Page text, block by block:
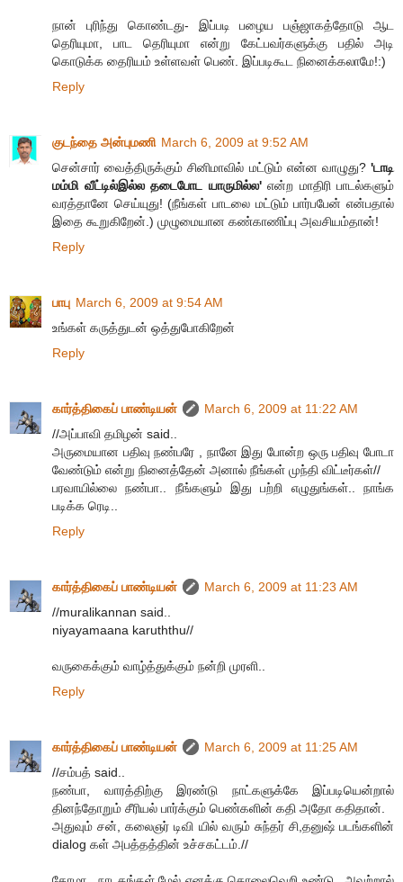
நான் புரிந்து கொண்டது- இப்படி பழைய பஞ்ஜாகத்தோடு ஆட
தெரியுமா, பாட தெரியுமா என்று கேட்பவர்களுக்கு பதில் அடி
கொடுக்க தைரியம் உள்ளவள் பெண். இப்படிகூட நினைக்கலாமே!:)
Reply
குடந்தை அன்புமணி March 6, 2009 at 9:52 AM
சென்சார் வைத்திருக்கும் சினிமாவில் மட்டும் என்ன வாழுது? 'டாடி
மம்மி வீட்டில்இல்ல தடைபோட யாருமில்ல' என்ற மாதிரி பாடல்களும்
வரத்தானே செய்யுது! (நீங்கள் பாடலை மட்டும் பார்பபேன் என்பதால்
இதை கூறுகிறேன்.) முழுமையான கண்காணிப்பு அவசியம்தான்!
Reply
பாபு March 6, 2009 at 9:54 AM
உங்கள் கருத்துடன் ஒத்துபோகிறேன்
Reply
கார்த்திகைப் பாண்டியன்
March 6, 2009 at 11:22 AM
//அப்பாவி தமிழன் said..
அருமையான பதிவு நண்பரே , நானே இது போன்ற ஒரு பதிவு போடா
வேண்டும் என்று நினைத்தேன் அனால் நீங்கள் முந்தி விட்டீர்கள்//
பரவாயில்லை நண்பா.. நீங்களும் இது பற்றி எழுதுங்கள்.. நாங்க
படிக்க ரெடி..
Reply
கார்த்திகைப் பாண்டியன்
March 6, 2009 at 11:23 AM
//muralikannan said..
niyayamaana karuththu//
வருகைக்கும் வாழ்த்துக்கும் நன்றி முரளி..
Reply
கார்த்திகைப் பாண்டியன்
March 6, 2009 at 11:25 AM
//சம்பத் said..
நண்பா, வாரத்திற்கு இரண்டு நாட்களுக்கே இப்படியென்றால்
தினந்தோறும் சீரியல் பார்க்கும் பெண்களின் கதி அதோ கதிதான்.
அதுவும் சன், கலைஞர் டிவி யில் வரும் சுந்தர் சி,தனுஷ் படங்களின்
dialog கள் அபத்தத்தின் உச்சகட்டம்.//